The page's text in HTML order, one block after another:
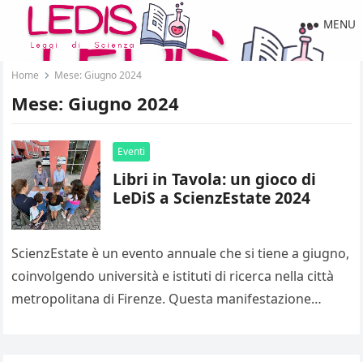
MENU
Home Mese:Giugno 2024
Mese: Giugno 2024
Eventi
Libri in Tavola: un gioco di
LeDiS a ScienzEstate 2024
ScienzEstate è un evento annuale che si tiene a giugno,
coinvolgendo università e istituti di ricerca nella città
metropolitana di Firenze. Questa manifestazione